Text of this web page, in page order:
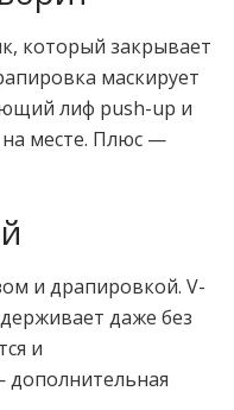
который закрывает
маскирует
лиф push-up и
месте. Плюс —
и драпировкой. V-
даже без
и